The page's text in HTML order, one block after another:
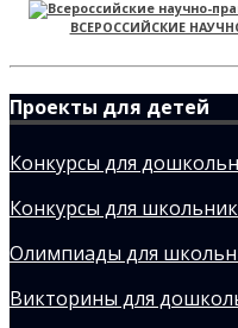
ВСЕРОССИЙСКИЕ
Проекты для детей
Конкурсы для
Конкурсы для
Олимпиады для
Викторины для